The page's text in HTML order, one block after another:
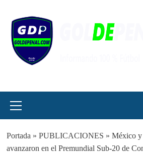
contenido
principal
Portada » PUBLICACIONES » México y
avanzaron en el Premundial Sub-20 de